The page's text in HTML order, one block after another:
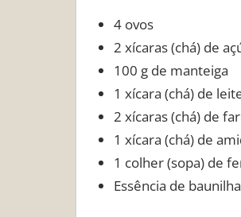
4 ovos
2 xícaras (chá) de
100 g de manteiga
1 xícara (chá) de
2 xícaras (chá) de
1 xícara (chá) de
1 colher (sopa) de
Essência de